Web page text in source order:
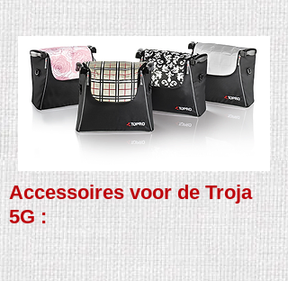
Accessoires voor de Troja
5G :